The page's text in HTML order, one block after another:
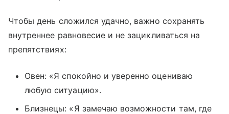
Чтобы день сложился удачно, важно сохранять
внутреннее равновесие и не зацикливаться на
препятствиях:
Овен: «Я спокойно и уверенно оцениваю
любую ситуацию».
Близнецы: «Я замечаю возможности там, где